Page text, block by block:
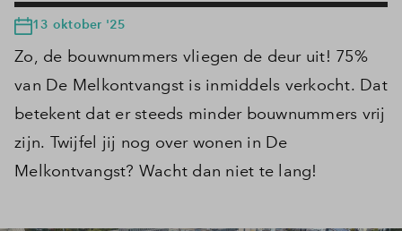
13 oktober '25
Zo, de bouwnummers vliegen de deur uit! 75%
van De Melkontvangst is inmiddels verkocht. Dat
betekent dat er steeds minder bouwnummers vrij
zijn. Twijfel jij nog over wonen in De
Melkontvangst? Wacht dan niet te lang!